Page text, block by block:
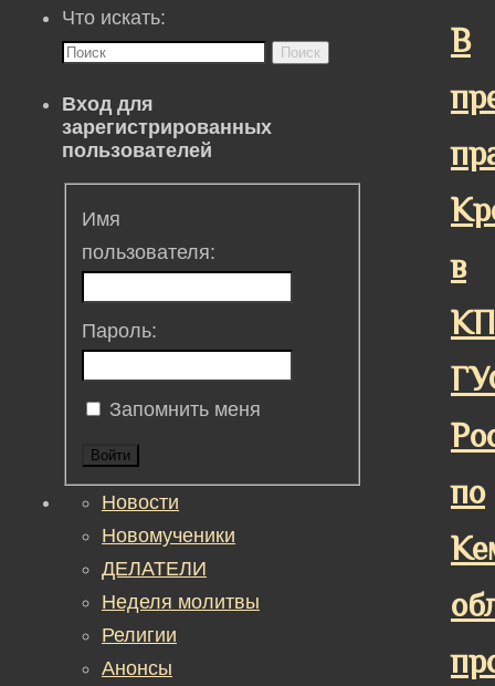
В
в
по
Что искать:
Поиск
Вход для
зарегистрированных
пользователей
Имя
пользователя:
Пароль:
Запомнить меня
Войти
Новости
Новомученики
ДЕЛАТЕЛИ
Неделя молитвы
Религии
Анонсы